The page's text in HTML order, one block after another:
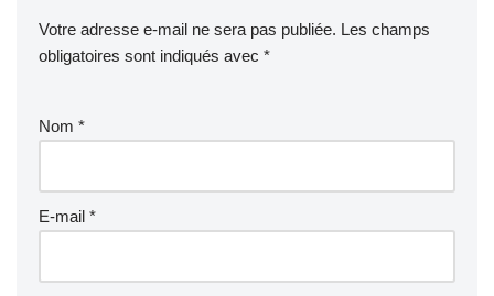
Votre adresse e-mail ne sera pas publiée. Les champs
obligatoires sont indiqués avec *
Nom *
E-mail *